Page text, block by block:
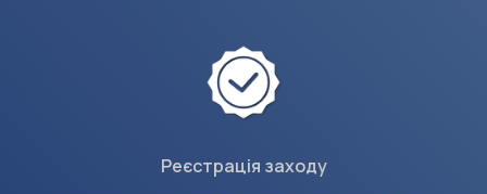
Реєстрація заходу